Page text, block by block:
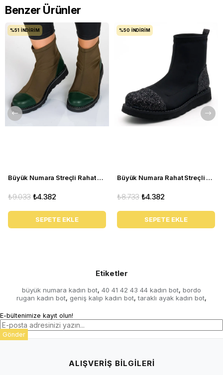
Benzer Ürünler
Büyük Numara Streçli Rahat Kadın BOT 19273 haki
₺4.382
₺9.033
SEPETE EKLE
%51 İNDIRIM
Büyük Numara Rahat Streçli Kadın BOT 19273 siyah
₺4.382
₺8.733
SEPETE EKLE
%50 İNDIRIM
Etiketler
büyük numara kadın bot, 40 41 42 43 44 kadın bot, bordo
rugan kadın bot, geniş kalıp kadın bot, taraklı ayak kadın bot,
E-bültenimize kayıt olun!
Gönder
ALIŞVERİŞ BİLGİLERİ